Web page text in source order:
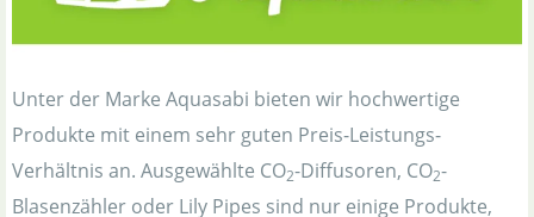
Unter der Marke Aquasabi bieten wir hochwertige
Produkte mit einem sehr guten Preis-Leistungs-
Verhältnis an. Ausgewählte CO2-Diffusoren, CO2-
Blasenzähler oder Lily Pipes sind nur einige Produkte,